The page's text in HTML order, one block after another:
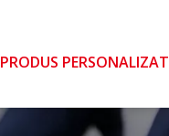
PRODUS PERSONALIZAT